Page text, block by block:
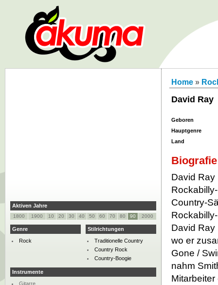
Home »
David Ray
Geboren
Hauptgenre
Land
Biografie
David Ray
Country-
David Ray
wo er
Gone /
nahm
Aktiven Jahre
1800 1900 10 20 30 40 50 60 70 80 90 2000
Genre
Rock
Stilrichtungen
Traditionelle Country
Country Rock
Country-Boogie
Instrumente
Gitarre